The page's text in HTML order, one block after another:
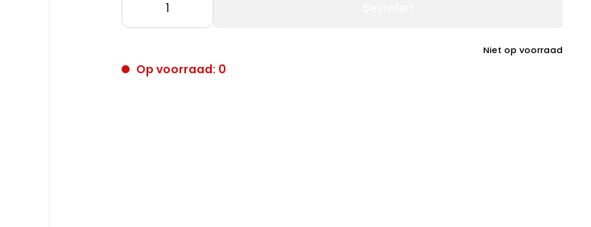
Niet op voorraad
Op voorraad: 0